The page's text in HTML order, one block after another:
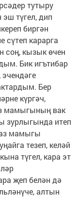
тутыру
эш түгел, дип
биргән
карарга
соң, кызык өчен
Бик игътибар
Бер
күргәч,
мамыгының вак
зурлыгында итеп
мамыгы
тезеп, келәй
түгел, кара эт
җеп белән дә
алтын